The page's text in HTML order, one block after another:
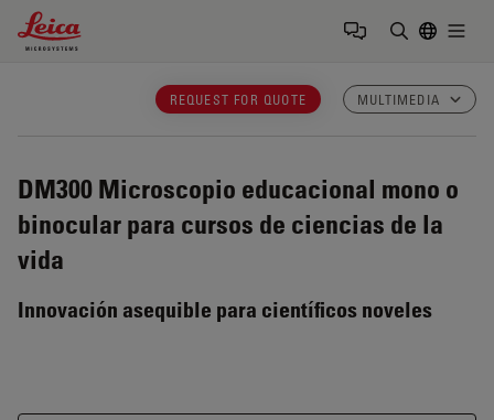
Leica Microsystems Logo
REQUEST FOR QUOTE MULTIMEDIA
DM300 Microscopio educacional mono o
binocular para cursos de ciencias de la
vida
Innovación asequible para científicos noveles